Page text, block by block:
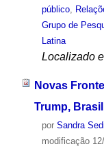
público,
Grupo de
Latina
Localizado
Novas
Trump,
por Sandra
modificação12/